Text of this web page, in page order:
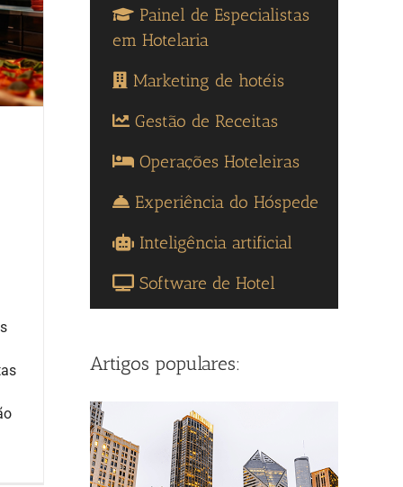
Painel de Especialistas
em Hotelaria
Marketing de hotéis
Gestão de Receitas
Operações Hoteleiras
Experiência do Hóspede
Inteligência artificial
Software de Hotel
Artigos populares: